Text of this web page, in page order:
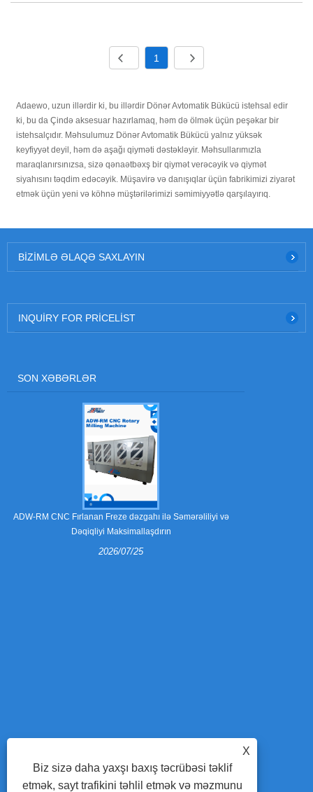
1
Adaewo, uzun illərdir ki, bu illərdir Dönər Avtomatik Bükücü istehsal edir
ki, bu da Çində aksesuar hazırlamaq, həm də ölmək üçün peşəkar bir
istehsalçıdır. Məhsulumuz Dönər Avtomatik Bükücü yalnız yüksək
keyfiyyət deyil, həm də aşağı qiyməti dəstəkləyir. Məhsullarımızla
maraqlanırsınızsa, sizə qənaətbəxş bir qiymət verəcəyik və qiymət
siyahısını təqdim edəcəyik. Müşavirə və danışıqlar üçün fabrikimizi ziyarət
etmək üçün yeni və köhnə müştərilərimizi səmimiyyətlə qarşılayırıq.
BIZIMLƏ ƏLAQƏ SAXLAYIN
INQUIRY FOR PRICELIST
SON XƏBƏRLƏR
ADW-RM CNC Fırlanan Freze dəzgahı ilə Səmərəliliyi və
Dəqiqliyi Maksimallaşdırın
2026/07/25
X
Biz sizə daha yaxşı baxış təcrübəsi təklif
etmək, sayt trafikini təhlil etmək və məzmunu